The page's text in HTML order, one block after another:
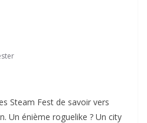
Steam Fest de savoir vers
Un énième roguelike ? Un city